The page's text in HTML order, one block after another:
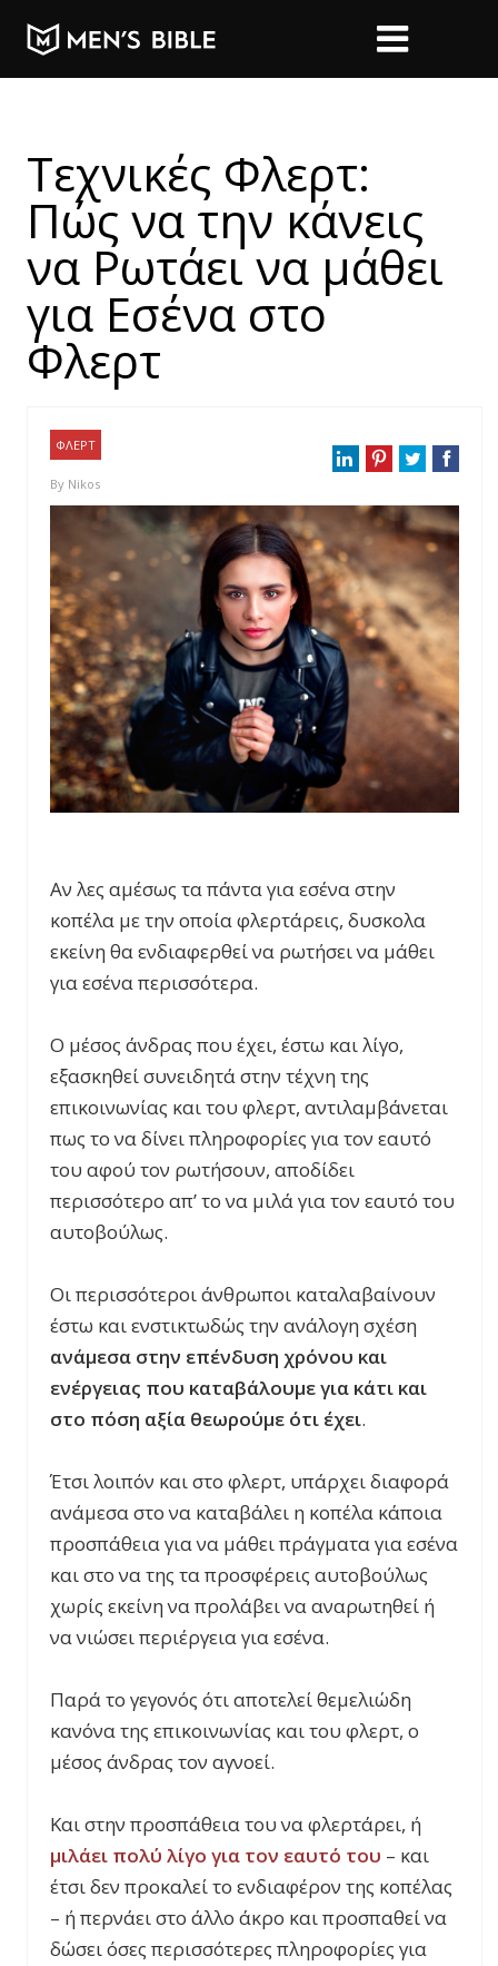
Τεχνικές Φλερτ:
Πώς να την κάνεις
να Ρωτάει να μάθει
για Εσένα στο
Φλερτ
ΦΛΕΡΤ
By Nikos
Αν λες αμέσως τα πάντα για εσένα στην
κοπέλα με την οποία φλερτάρεις, δυσκολα
εκείνη θα ενδιαφερθεί να ρωτήσει να μάθει
για εσένα περισσότερα.
Ο μέσος άνδρας που έχει, έστω και λίγο,
εξασκηθεί συνειδητά στην τέχνη της
επικοινωνίας και του φλερτ, αντιλαμβάνεται
πως το να δίνει πληροφορίες για τον εαυτό
του αφού τον ρωτήσουν, αποδίδει
περισσότερο απ’ το να μιλά για τον εαυτό του
αυτοβούλως.
Οι περισσότεροι άνθρωποι καταλαβαίνουν
έστω και ενστικτωδώς την ανάλογη σχέση
ανάμεσα στην επένδυση χρόνου και
ενέργειας που καταβάλουμε για κάτι και
στο πόση αξία θεωρούμε ότι έχει.
Έτσι λοιπόν και στο φλερτ, υπάρχει διαφορά
ανάμεσα στο να καταβάλει η κοπέλα κάποια
προσπάθεια για να μάθει πράγματα για εσένα
και στο να της τα προσφέρεις αυτοβούλως
χωρίς εκείνη να προλάβει να αναρωτηθεί ή
να νιώσει περιέργεια για εσένα.
Παρά το γεγονός ότι αποτελεί θεμελιώδη
κανόνα της επικοινωνίας και του φλερτ, ο
μέσος άνδρας τον αγνοεί.
Και στην προσπάθεια του να φλερτάρει, ή
μιλάει πολύ λίγο για τον εαυτό του – και
έτσι δεν προκαλεί το ενδιαφέρον της κοπέλας
– ή περνάει στο άλλο άκρο και προσπαθεί να
δώσει όσες περισσότερες πληροφορίες για